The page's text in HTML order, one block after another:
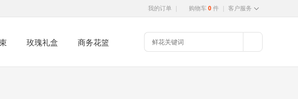
我的订单 购物车 0 件 客户服务
玫瑰礼盒 商务花篮